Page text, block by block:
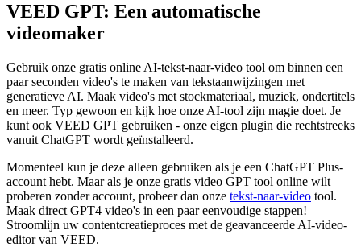
VEED GPT: Een automatische
videomaker
Gebruik onze gratis online AI-tekst-naar-video tool om binnen een
paar seconden video's te maken van tekstaanwijzingen met
generatieve AI. Maak video's met stockmateriaal, muziek, ondertitels
en meer. Typ gewoon en kijk hoe onze AI-tool zijn magie doet. Je
kunt ook VEED GPT gebruiken - onze eigen plugin die rechtstreeks
vanuit ChatGPT wordt geïnstalleerd.
Momenteel kun je deze alleen gebruiken als je een ChatGPT Plus-
account hebt. Maar als je onze gratis video GPT tool online wilt
proberen zonder account, probeer dan onze tekst-naar-video tool.
Maak direct GPT4 video's in een paar eenvoudige stappen!
Stroomlijn uw contentcreatieproces met de geavanceerde AI-video-
editor van VEED.